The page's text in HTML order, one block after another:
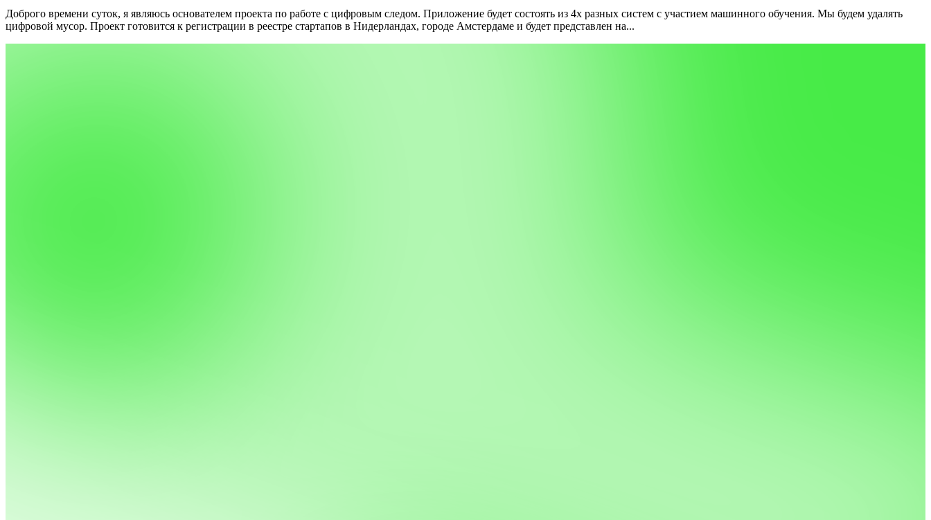
Доброго времени суток, я являюсь основателем проекта по работе с цифровым следом. Приложение будет состоять из 4х разных систем с участием машинного обучения. Мы будем удалять
цифровой мусор. Проект готовится к регистрации в реестре стартапов в Нидерландах, городе Амстердаме и будет представлен на...